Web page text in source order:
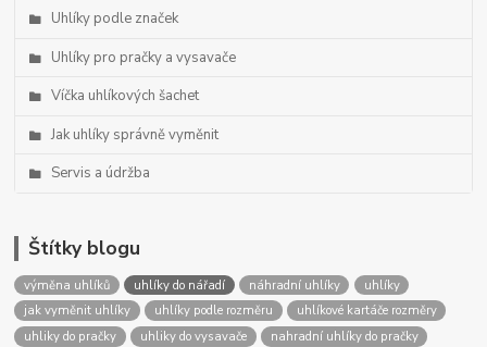
Uhlíky podle značek
Uhlíky pro pračky a vysavače
Víčka uhlíkových šachet
Jak uhlíky správně vyměnit
Servis a údržba
Štítky blogu
výměna uhlíků uhlíky do nářadí náhradní uhlíky
uhlíky
jak vyměnit uhlíky
uhlíky podle rozměru
uhlíkové kartáče rozměry
uhliky do pračky
uhliky do vysavače
nahradní uhlíky do pračky